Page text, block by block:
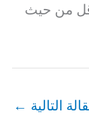
من حيث
التالية ←